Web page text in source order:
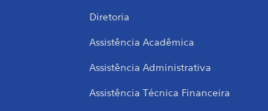
Diretoria
Assistência Acadêmica
Assistência Administrativa
Assistência Técnica Financeira